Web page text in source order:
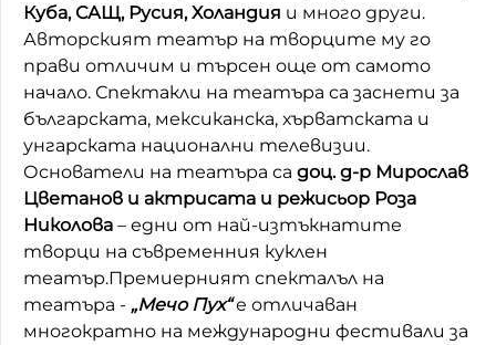
Куба, САЩ, Русия, Холандия и много други.
Авторският театър на творците му го
прави отличим и търсен още от самото
начало. Спектакли на театъра са заснети за
българската, мексиканска, хърватската и
унгарската национални телевизии.
Основатели на театъра са доц. д-р Мирослав
Цветанов и актрисата и режисьор Роза
Николова – едни от най-изтъкнатите
творци на съвременния куклен
театър.Премиерният спекталъл на
театъра - „Мечо Пух“е отличаван
многократно на международни фестивали за